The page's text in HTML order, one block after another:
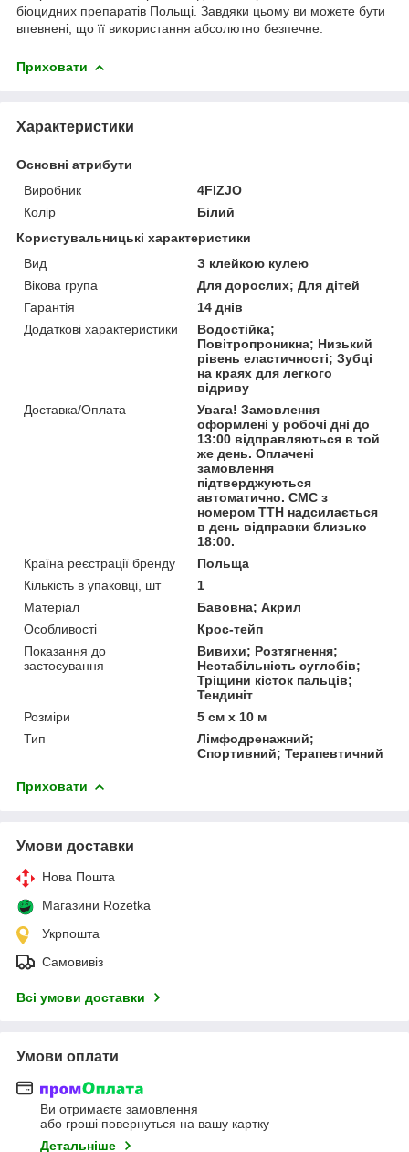
біоцидних препаратів Польщі. Завдяки цьому ви можете бути
впевнені, що її використання абсолютно безпечне.
Приховати
Характеристики
Основні атрибути
Виробник
4FIZJO
Колір
Білий
Користувальницькі характеристики
Вид
З клейкою кулею
Вікова група
Для дорослих; Для дітей
Гарантія
14 днів
Додаткові характеристики
Водостійка;
Повітропроникна; Низький
рівень еластичності; Зубці
на краях для легкого
відриву
Доставка/Оплата
Увага! Замовлення
оформлені у робочі дні до
13:00 відправляються в той
же день. Оплачені
замовлення
підтверджуються
автоматично. СМС з
номером ТТН надсилається
в день відправки близько
18:00.
Країна реєстрації бренду
Польща
Кількість в упаковці, шт
1
Матеріал
Бавовна; Акрил
Особливості
Крос-тейп
Показання до
застосування
Вивихи; Розтягнення;
Нестабільність суглобів;
Тріщини кісток пальців;
Тендиніт
Розміри
5 см x 10 м
Тип
Лімфодренажний;
Спортивний; Терапевтичний
Приховати
Умови доставки
Нова Пошта
Магазини Rozetka
Укрпошта
Самовивіз
Всі умови доставки
Умови оплати
Ви отримаєте замовлення
або гроші повернуться на вашу картку
Детальніше